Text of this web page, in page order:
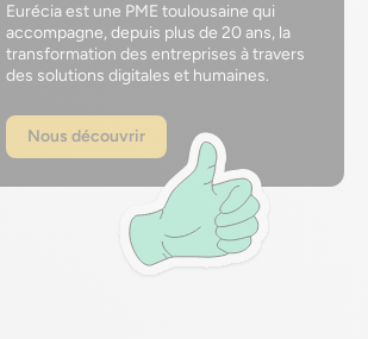
Eurécia est une PME toulousaine qui
accompagne, depuis plus de 20 ans, la
transformation des entreprises à travers
des solutions digitales et humaines.
Nous découvrir